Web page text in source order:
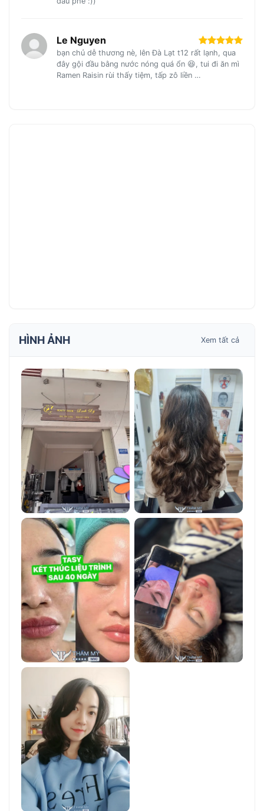
Le Nguyen
bạn chủ dễ thương nè, lên Đà Lạt t12 rất lạnh, qua
đây gội đầu bằng nước nóng quá ổn 😆, tui đi ăn mì
Ramen Raisin rùi thấy tiệm, tấp zô liền …
HÌNH ẢNH Xem tất cả